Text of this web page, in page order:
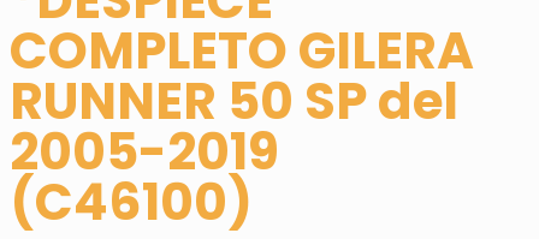
COMPLETO GILERA
RUNNER 50 SP del
2005-2019
(C46100)